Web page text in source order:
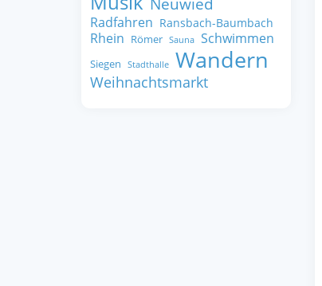
Radfahren Ransbach-Baumbach
Rhein Römer Sauna Schwimmen
Siegen Stadthalle Wandern
Weihnachtsmarkt